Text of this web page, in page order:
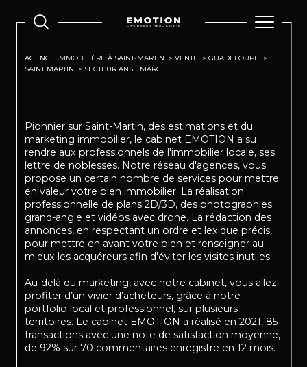
AGENCE IMMOBILIÈRE À SAINT-MARTIN VENTE
GUADELOUPE
SAINT MARTIN
SECTEUR ANSE MARCEL
Pionnier sur Saint-Martin, des estimations et du
marketing immobilier, le cabinet EMOTION a su
rendre aux professionnels de l'immobilier locale, ses
lettre de noblesses. Notre réseau d'agences, vous
propose un certain nombre de services pour mettre
en valeur votre bien immobilier. La réalisation
professionnelle de plans 2D/3D, des photographies
grand-angle et vidéos avec drone. La rédaction des
annonces, en respectant un ordre et lexique précis,
pour mettre en avant votre bien et renseigner au
mieux les acquéreurs afin d'éviter les visites inutiles.
Au-delà du marketing, avec notre cabinet, vous allez
profiter d’un vivier d’acheteurs, grâce à notre
portfolio local et professionnel, sur plusieurs
territoires. Le cabinet EMOTION a réalisé en 2021, 85
transactions avec une note de satisfaction moyenne,
de 92% sur 70 commentaires enregistre en 12 mois.